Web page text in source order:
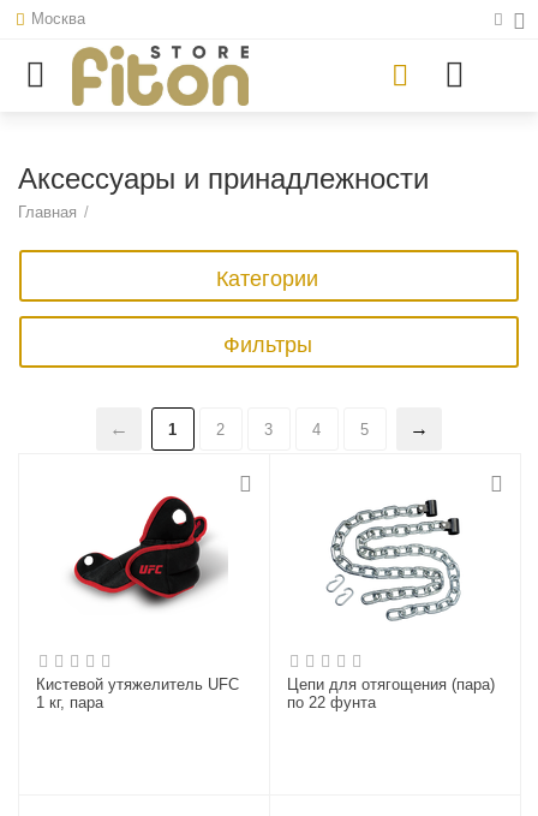
Москва
Аксессуары и принадлежности
Главная /
Категории
Фильтры
1 2 3 4 5
Кистевой утяжелитель UFC
1 кг, пара
Цепи для отягощения (пара)
по 22 фунта